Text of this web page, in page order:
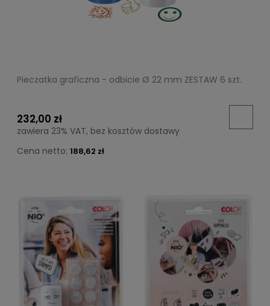
Pieczatka graficzna - odbicie Ø 22 mm ZESTAW 6 szt.
232,00 zł
zawiera 23% VAT, bez kosztów dostawy
Cena netto: 188,62 zł